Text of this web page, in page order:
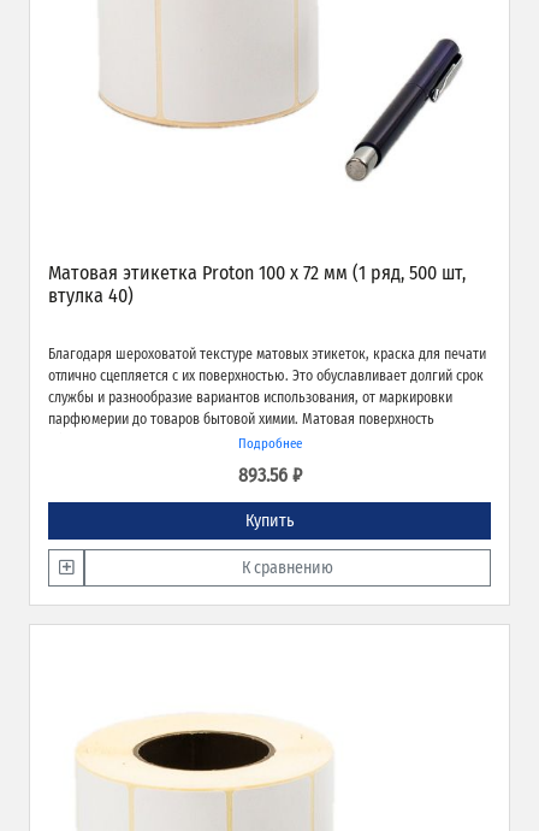
Матовая этикетка Proton 100 х 72 мм (1 ряд, 500 шт,
втулка 40)
Благодаря шероховатой текстуре матовых этикеток, краска для печати
отлично сцепляется с их поверхностью. Это обуславливает долгий срок
службы и разнообразие вариантов использования, от маркировки
парфюмерии до товаров бытовой химии. Матовая поверхность
обеспечивает превосходное качество печати и широкие возможности
Подробнее
893.56 ₽
Купить
К сравнению